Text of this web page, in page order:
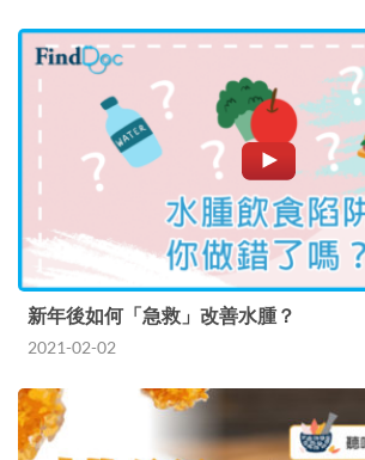
新年後如何「急救」改善水腫？
2021-02-02